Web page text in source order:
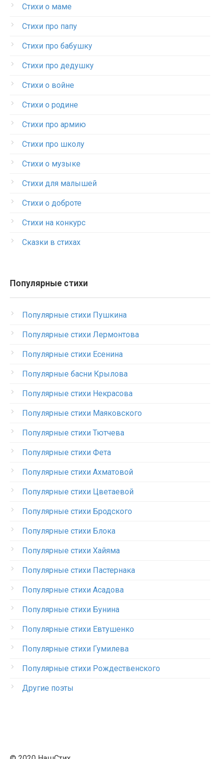
Стихи о маме
Стихи про папу
Стихи про бабушку
Стихи про дедушку
Стихи о войне
Стихи о родине
Стихи про армию
Стихи про школу
Стихи о музыке
Стихи для малышей
Стихи о доброте
Стихи на конкурс
Сказки в стихах
Популярные стихи
Популярные стихи Пушкина
Популярные стихи Лермонтова
Популярные стихи Есенина
Популярные басни Крылова
Популярные стихи Некрасова
Популярные стихи Маяковского
Популярные стихи Тютчева
Популярные стихи Фета
Популярные стихи Ахматовой
Популярные стихи Цветаевой
Популярные стихи Бродского
Популярные стихи Блока
Популярные стихи Хайяма
Популярные стихи Пастернака
Популярные стихи Асадова
Популярные стихи Бунина
Популярные стихи Евтушенко
Популярные стихи Гумилева
Популярные стихи Рождественского
Другие поэты